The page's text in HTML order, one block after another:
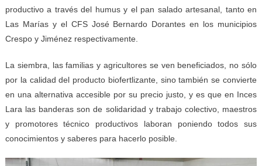
productivo a través del humus y el pan salado artesanal, tanto en
Las Marías y el CFS José Bernardo Dorantes en los municipios
Crespo y Jiménez respectivamente.
La siembra, las familias y agricultores se ven beneficiados, no sólo
por la calidad del producto biofertlizante, sino también se convierte
en una alternativa accesible por su precio justo, y es que en Inces
Lara las banderas son de solidaridad y trabajo colectivo, maestros
y promotores técnico productivos laboran poniendo todos sus
conocimientos y saberes para hacerlo posible.